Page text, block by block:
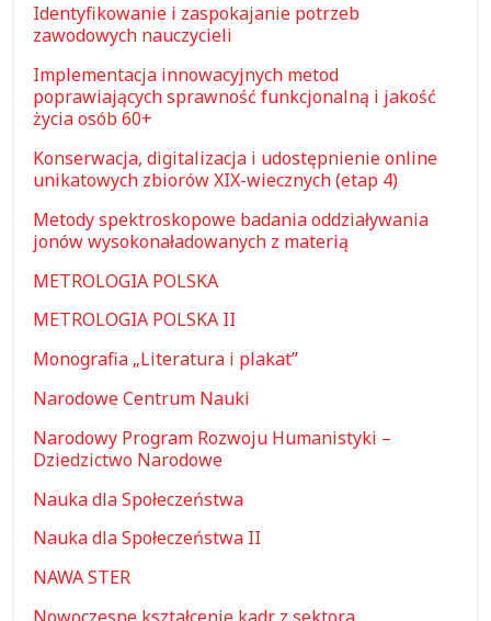
Identyfikowanie i zaspokajanie potrzeb
zawodowych nauczycieli
Implementacja innowacyjnych metod
poprawiających sprawność funkcjonalną i jakość
życia osób 60+
Konserwacja, digitalizacja i udostępnienie online
unikatowych zbiorów XIX-wiecznych (etap 4)
Metody spektroskopowe badania oddziaływania
jonów wysokonaładowanych z materią
METROLOGIA POLSKA
METROLOGIA POLSKA II
Monografia „Literatura i plakat”
Narodowe Centrum Nauki
Narodowy Program Rozwoju Humanistyki –
Dziedzictwo Narodowe
Nauka dla Społeczeństwa
Nauka dla Społeczeństwa II
NAWA STER